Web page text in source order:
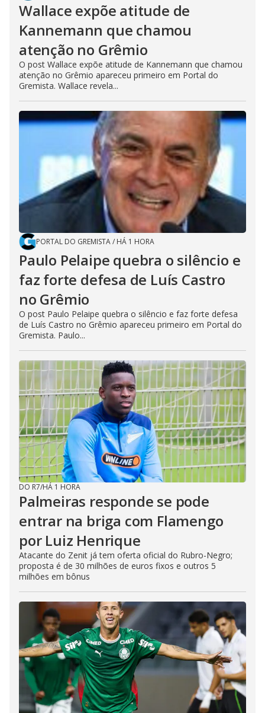
Wallace expõe atitude de
Kannemann que chamou
atenção no Grêmio
O post Wallace expõe atitude de Kannemann que chamou
atenção no Grêmio apareceu primeiro em Portal do
Gremista. Wallace revela...
PORTAL DO GREMISTA/ HÁ 1 HORA
Paulo Pelaipe quebra o silêncio e
faz forte defesa de Luís Castro
no Grêmio
O post Paulo Pelaipe quebra o silêncio e faz forte defesa
de Luís Castro no Grêmio apareceu primeiro em Portal do
Gremista. Paulo...
DO R7/HÁ 1 HORA
Palmeiras responde se pode
entrar na briga com Flamengo
por Luiz Henrique
Atacante do Zenit já tem oferta oficial do Rubro-Negro;
proposta é de 30 milhões de euros fixos e outros 5
milhões em bônus